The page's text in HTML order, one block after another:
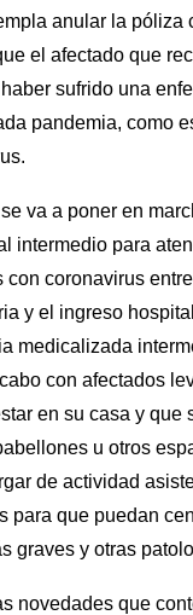
anular la póliza
el afectado que
sufrido una
pandemia, como
va a poner en
intermedio para
con coronavirus
y el ingreso
medicalizada
cabo con afectados
en su casa y que
u otros
de actividad
para que puedan
graves y otras
novedades que